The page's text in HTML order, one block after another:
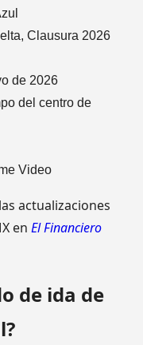
Clausura 2026
de 2026
del centro de
Video
actualizaciones
enEl Financiero
de ida de